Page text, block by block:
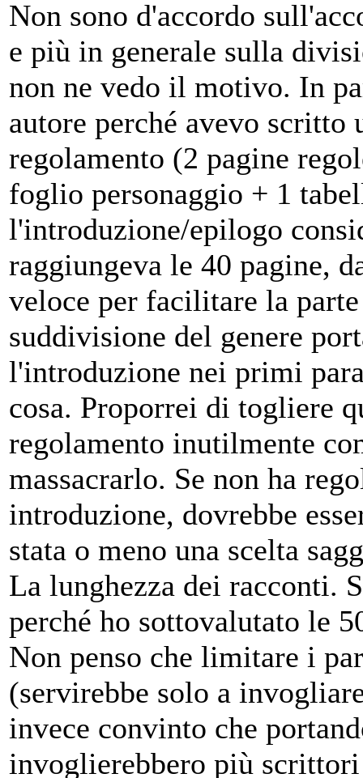
Non sono d'accordo
e più in generale sulla
non ne vedo il motivo. In
autore perché avevo scritto
regolamento (2 pagine
foglio personaggio + 1
l'introduzione/epilogo
raggiungeva le 40 pagine,
veloce per facilitare la
suddivisione del genere
l'introduzione nei primi
cosa. Proporrei di togliere
regolamento inutilmente
massacrarlo. Se non ha
introduzione, dovrebbe
stata o meno una scelta
La lunghezza dei racconti.
perché ho sottovalutato le
Non penso che limitare i
(servirebbe solo a
invece convinto che
invoglierebbero più